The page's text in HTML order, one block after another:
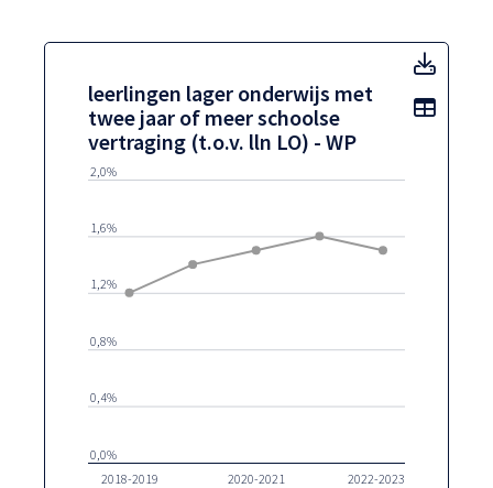
leerlingen lager onderwijs met
twee jaar of meer schoolse
vertraging (t.o.v. lln LO) - WP
2018-2019 2020-2021 2022-2023
0,0%
0,4%
0,8%
1,2%
1,6%
2,0%
Toon